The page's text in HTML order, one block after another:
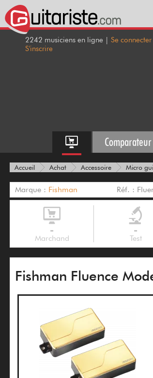
2242 musiciens en ligne | Se connecter
S'inscrire
Accueil Achat Accessoire Micro
Marque : Fishman Réf. :
-
Marchand
-
Test
Fishman Fluence